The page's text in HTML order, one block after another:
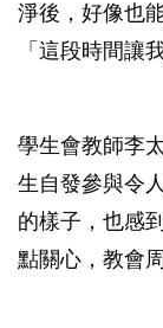
淨後，好像也
「這段時間讓
學生會教師李
生自發參與令
的樣子，也感
點關心，教會